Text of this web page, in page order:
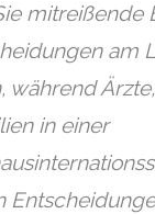
mitreißende
am
während
in einer